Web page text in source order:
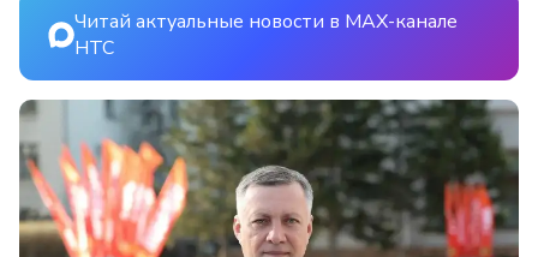
Читай актуальные новости в MAX-канале
НТС